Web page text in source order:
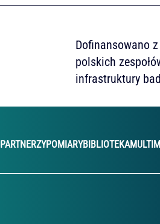
Dofinansowano
polskich
infrastruktury
PARTNERZYPOMIARYBIBLIOTEKA